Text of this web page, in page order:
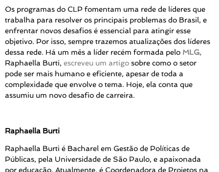
Os programas do CLP fomentam uma rede de líderes que
trabalha para resolver os principais problemas do Brasil, e
enfrentar novos desafios é essencial para atingir esse
objetivo. Por isso, sempre trazemos atualizações dos líderes
dessa rede. Há um mês a líder recém formada pelo MLG,
Raphaella Burti, escreveu um artigo sobre como o setor
pode ser mais humano e eficiente, apesar de toda a
complexidade que envolve o tema. Hoje, ela conta que
assumiu um novo desafio de carreira.
Raphaella Burti
Raphaella Burti é Bacharel em Gestão de Políticas de
Públicas, pela Universidade de São Paulo, e apaixonada
por educação. Atualmente, é Coordenadora de Projetos na